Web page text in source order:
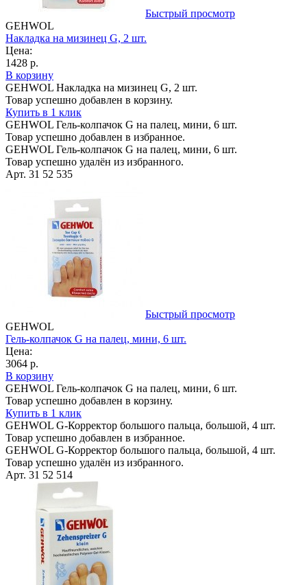
Быстрый просмотр
GEHWOL
Накладка на мизинец G, 2 шт.
Цена:
1428 р.
В корзину
GEHWOL Накладка на мизинец G, 2 шт.
Товар успешно добавлен в корзину.
Купить в 1 клик
GEHWOL Гель-колпачок G на палец, мини, 6 шт.
Товар успешно добавлен в избранное.
GEHWOL Гель-колпачок G на палец, мини, 6 шт.
Товар успешно удалён из избранного.
Арт. 31 52 535
Быстрый просмотр
GEHWOL
Гель-колпачок G на палец, мини, 6 шт.
Цена:
3064 р.
В корзину
GEHWOL Гель-колпачок G на палец, мини, 6 шт.
Товар успешно добавлен в корзину.
Купить в 1 клик
GEHWOL G-Корректор большого пальца, большой, 4 шт.
Товар успешно добавлен в избранное.
GEHWOL G-Корректор большого пальца, большой, 4 шт.
Товар успешно удалён из избранного.
Арт. 31 52 514